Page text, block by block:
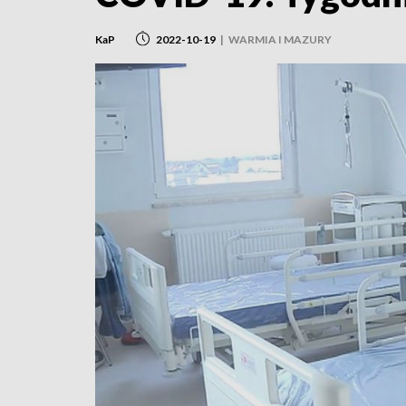
KaP 2022-10-19 | WARMIA I MAZURY